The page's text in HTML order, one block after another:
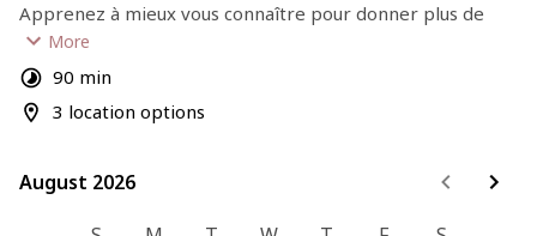
Apprenez à mieux vous connaître pour donner plus de
sens à votre quotidien et vivre une vie plus heureuse,
alignée et épanouie.
INFORMATIONS IMPORTANTES
💻 En visio
More
90 min
3 location options
August 2026
August 2026